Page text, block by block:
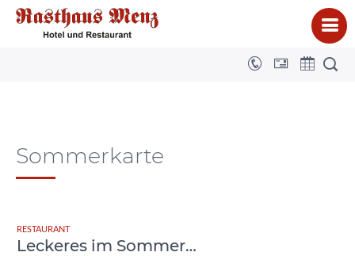
Sommerkarte
RESTAURANT
Leckeres im Sommer…